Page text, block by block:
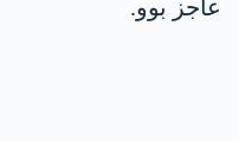
عاجز بوو.